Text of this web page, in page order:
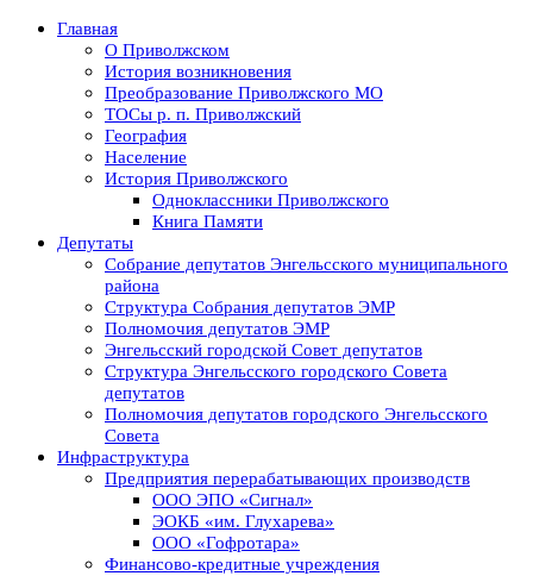
Главная
О Приволжском
История возникновения
Преобразование Приволжского МО
ТОСы р. п. Приволжский
География
Население
История Приволжского
Одноклассники Приволжского
Книга Памяти
Депутаты
Собрание депутатов Энгельсского муниципального
района
Структура Собрания депутатов ЭМР
Полномочия депутатов ЭМР
Энгельсский городской Совет депутатов
Структура Энгельсского городского Совета
депутатов
Полномочия депутатов городского Энгельсского
Совета
Инфраструктура
Предприятия перерабатывающих производств
ООО ЭПО «Сигнал»
ЭОКБ «им. Глухарева»
ООО «Гофротара»
Финансово-кредитные учреждения